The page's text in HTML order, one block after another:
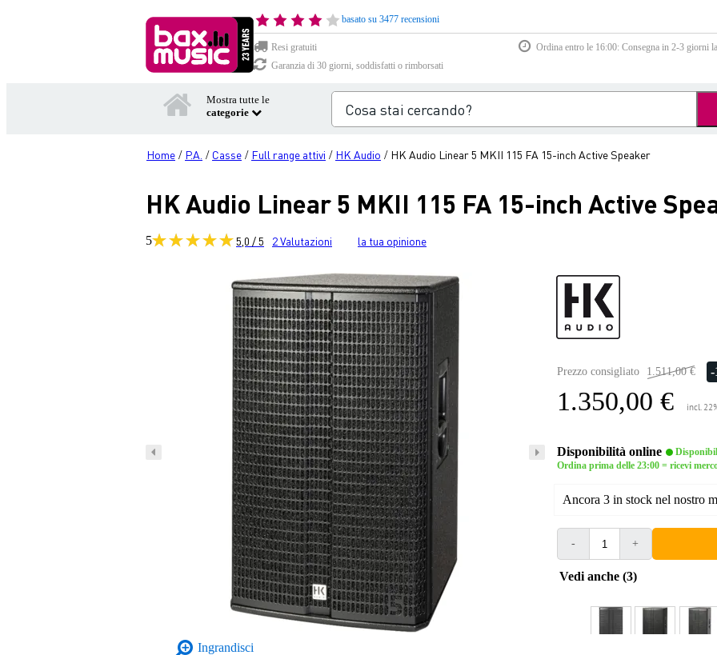
basato su 3477 recensioni
Resi gratuiti
Ordina entro le 16:00: Consegna in 2-3 giorni
Garanzia di 30 giorni, soddisfatti o rimborsati
Mostra tutte le
categorie
Home / P.A. / Casse / Full range attivi / HK Audio / HK Audio Linear 5 MKII 115 FA 15-inch Active Speaker
HK Audio Linear 5 MKII 115 FA 15-inch Active
5 5,0 / 5 2Valutazioni la tua opinione
Ingrandisci
Prezzo consigliato 1.511,00 € -
1.350,00 € incl.
Disponibilità online
Ordina prima delle 23:00 = ricevi
Ancora 3 in stock nel nostro
- +
Vedi anche (3)